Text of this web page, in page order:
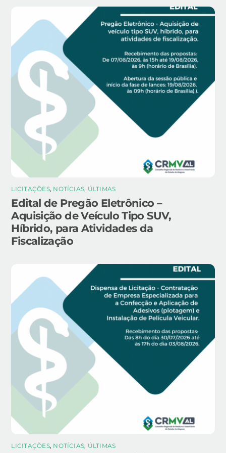
LICITAÇÕES, NOTÍCIAS, ÚLTIMAS
Edital de Pregão Eletrônico –
Aquisição de Veículo Tipo SUV,
Híbrido, para Atividades da
Fiscalização
LICITAÇÕES, NOTÍCIAS, ÚLTIMAS